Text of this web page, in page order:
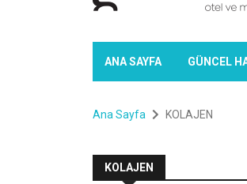
ANA SAYFA GÜNCEL
Ana Sayfa KOLAJEN
KOLAJEN